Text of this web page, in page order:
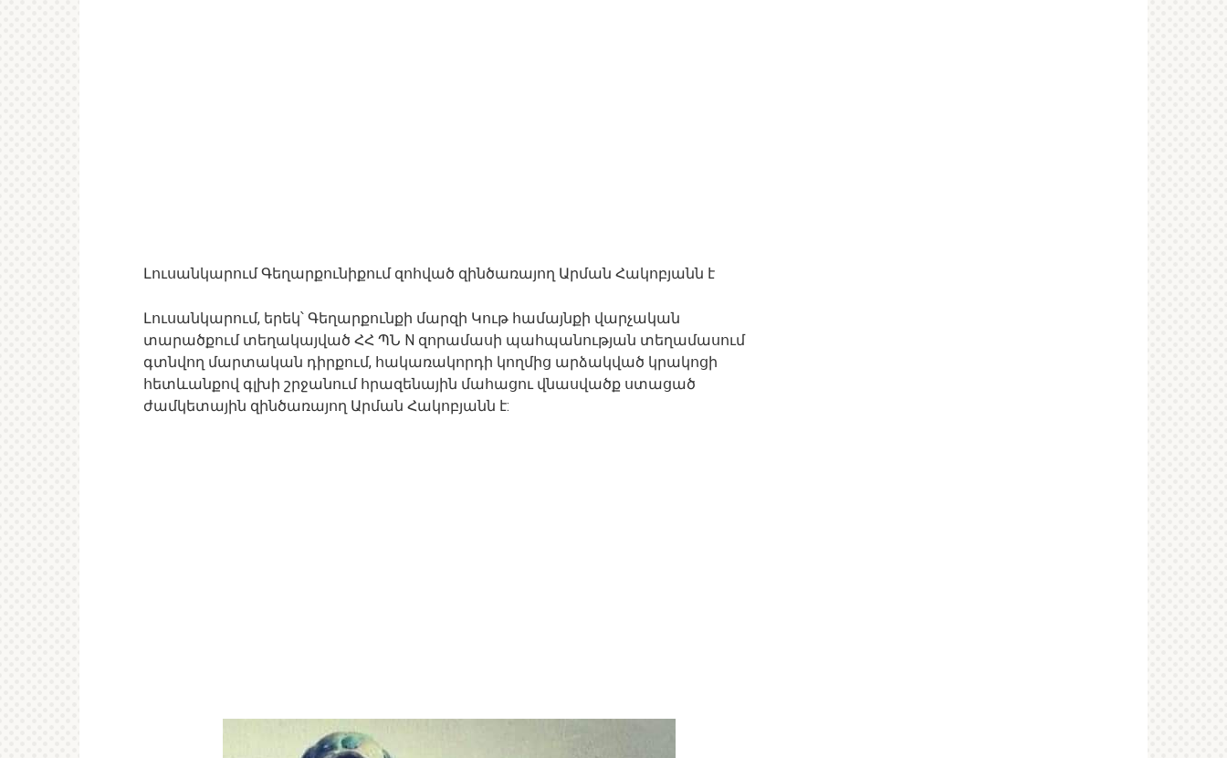
Լուսանկարում Գեղարքունիքում զոհված զինծառայող Արման Հակոբյանն է
Լուսանկարում, երեկ՝ Գեղարքունքի մարզի Կութ համայնքի վարչական
տարածքում տեղակայված ՀՀ ՊՆ N զորամասի պահպանության տեղամասում
գտնվող մարտական դիրքում, հակառակորդի կողմից արձակված կրակոցի
հետևանքով գլխի շրջանում հրազենային մահացու վնասվածք ստացած
ժամկետային զինծառայող Արման Հակոբյանն է: